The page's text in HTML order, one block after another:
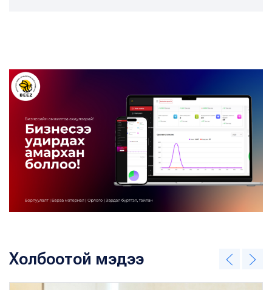
Холбоотой мэдээ